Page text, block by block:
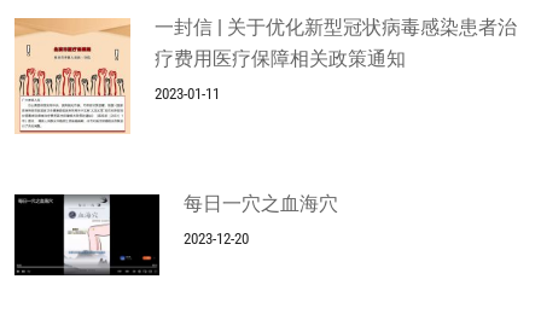
一封信 | 关于优化新型冠状病毒感染患者治
疗费用医疗保障相关政策通知
2023-01-11
每日一穴之血海穴
2023-12-20